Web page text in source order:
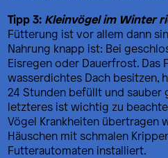
Tipp 3: Kleinvögel im Winter
Fütterung ist vor allem dann
Nahrung knapp ist: Bei
Eisregen oder Dauerfrost. Das
wasserdichtes Dach besitzen,
24 Stunden befüllt und sauber
letzteres ist wichtig zu
Vögel Krankheiten übertragen
Häuschen mit schmalen
Futterautomaten installiert.